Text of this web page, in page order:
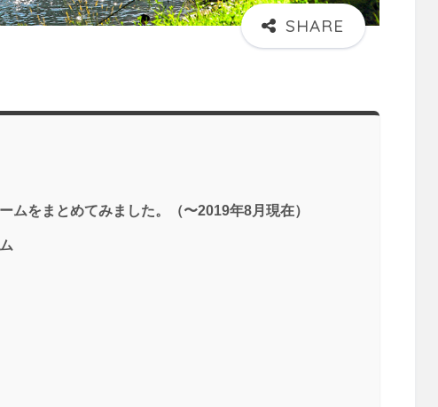
ムをまとめてみました。（〜2019年8月現在）